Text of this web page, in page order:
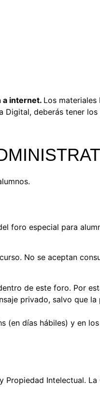
a internet. Los materiales
Digital, deberás tener
foro especial para
No se aceptan
de este foro. Por
privado, salvo que la
(en días hábiles) y en
Intelectual. La